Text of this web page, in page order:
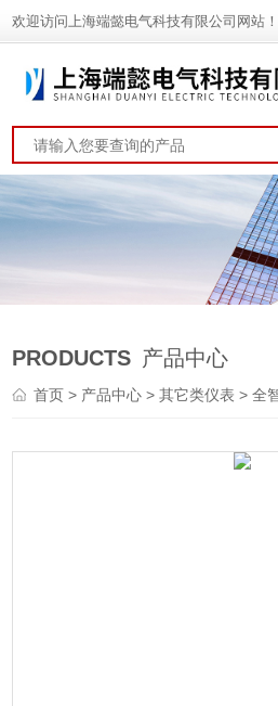
欢迎访问上海端懿电气科技有限公司网站！
PRODUCTS 产品中心
首页> 产品中心 >其它类仪表 >全